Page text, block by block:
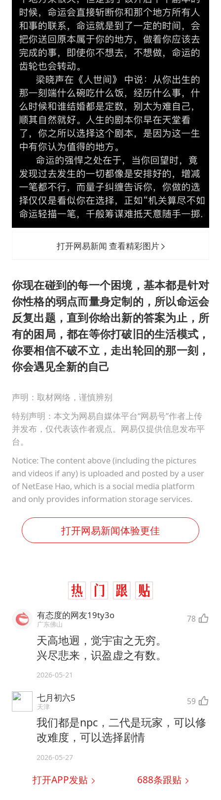
打开网易新闻 查看精彩图片
你现在碰到的每一个困境，基本都是针对
你性格的弱点而量身定制的，所以命运会
反复出题，直到你给出新的答案为止，所
有的困局，都在等你打破旧的生活模式，
你要相信不破不立，走出轮回的那一刻，
你会遇见全新的自己
声明：取材网络，谨慎辨别
特别声明：本文为网易自媒体平台“网易号”作者上传
并发布，仅代表该作者观点。网易仅提供信息发布平
台。
Notice: The content above (including the pictures
and videos if any) is uploaded and posted by a user
of NetEase Hao, which is a social media platform
and only provides information storage services.
打开网易新闻体验更佳
有态度的网友19ty3o
广东佛山 78
天高地迥，觉宇宙之无穷。
兴尽悲来，识盈虚之有数。
2026-05-21
七月初六5
天津 59
我们都是npc，二代是玩家，可以修
改难度，可以选择剧情
2026-05-27
打开APP发贴 688条跟贴